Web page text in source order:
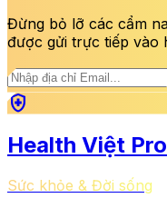
Đừng bỏ lỡ các cẩm
được gửi trực tiếp vào
health_and_safety
Health Việt Pro
Sức khỏe & Đời sống